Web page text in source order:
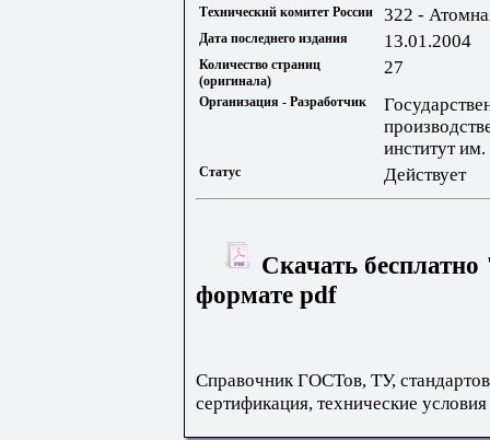
Технический комитет России 322 -
Дата последнего издания 13.01.2004
Количество страниц
(оригинала)
27
Организация - Разработчик
институт
Статус Действует
Скачать
формате pdf
Справочник ГОСТов, ТУ,
сертификация, технические условия